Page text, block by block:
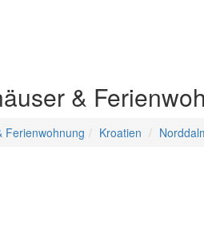
&
Ferienwohnung Kroatien